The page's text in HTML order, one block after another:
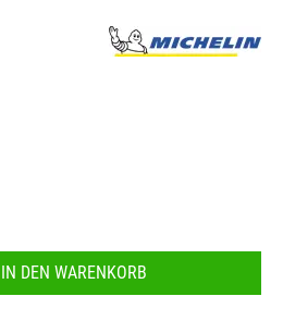
Wert ein oder
IN DEN WARENKORB